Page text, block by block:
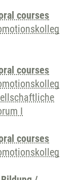
courses
courses
I
courses